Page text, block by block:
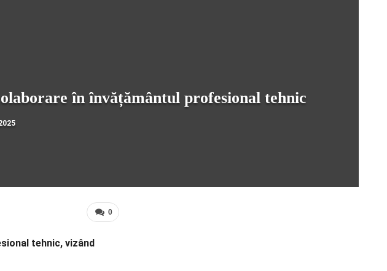
în învățământul profesional tehnic
0
tehnic, vizând